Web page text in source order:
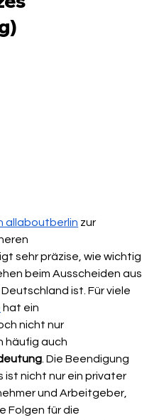
allaboutberlin zur
sehr präzise, wie wichtig
beim Ausscheiden aus
ist. Für viele
hat ein
nicht nur
häufig auch
. Die Beendigung
ist nicht nur ein privater
und Arbeitgeber,
Folgen für die